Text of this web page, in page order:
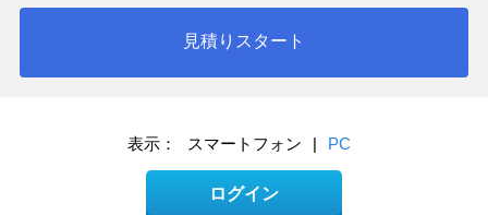
見積りスタート
表示： スマートフォン | PC
ログイン